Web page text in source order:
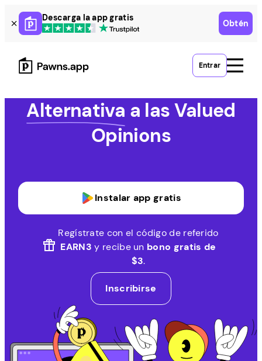
Skip
to
content
Descarga la app gratis
Obtén
Entrar
Alternativa a las Valued
Opinions
Instalar app gratis
Regístrate con el código de referido
EARN3 y recibe un bono gratis de
$3.
Inscribirse